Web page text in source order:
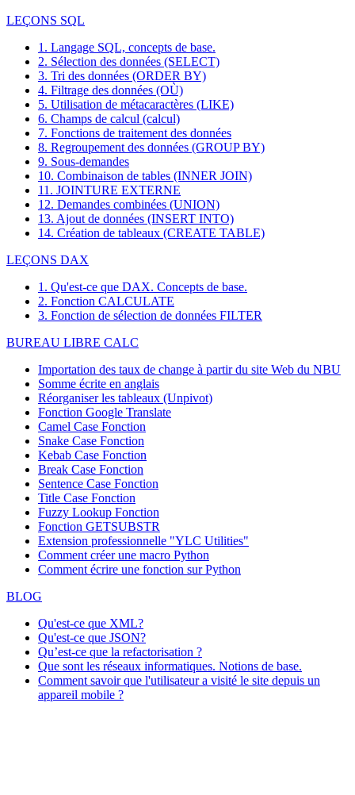
LEÇONS SQL
1. Langage SQL, concepts de base.
2. Sélection des données (SELECT)
3. Tri des données (ORDER BY)
4. Filtrage des données (OÙ)
5. Utilisation de métacaractères (LIKE)
6. Champs de calcul (calcul)
7. Fonctions de traitement des données
8. Regroupement des données (GROUP BY)
9. Sous-demandes
10. Combinaison de tables (INNER JOIN)
11. JOINTURE EXTERNE
12. Demandes combinées (UNION)
13. Ajout de données (INSERT INTO)
14. Création de tableaux (CREATE TABLE)
LEÇONS DAX
1. Qu'est-ce que DAX. Concepts de base.
2. Fonction CALCULATE
3. Fonction de sélection de données FILTER
BUREAU LIBRE CALC
Importation des taux de change à partir du site Web du NBU
Somme écrite en anglais
Réorganiser les tableaux (Unpivot)
Fonction Google Translate
Camel Case Fonction
Snake Case Fonction
Kebab Case Fonction
Break Case Fonction
Sentence Case Fonction
Title Case Fonction
Fuzzy Lookup Fonction
Fonction GETSUBSTR
Extension professionnelle "YLC Utilities"
Comment créer une macro Python
Comment écrire une fonction sur Python
BLOG
Qu'est-ce que XML?
Qu'est-ce que JSON?
Qu’est-ce que la refactorisation ?
Que sont les réseaux informatiques. Notions de base.
Comment savoir que l'utilisateur a visité le site depuis un
appareil mobile ?